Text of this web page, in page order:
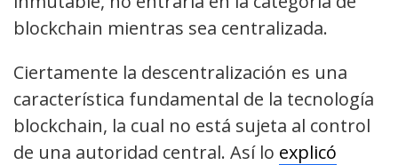
blockchain mientras sea centralizada.
Ciertamente la descentralización es una
característica fundamental de la tecnología
blockchain, la cual no está sujeta al control
de una autoridad central. Así lo explicó